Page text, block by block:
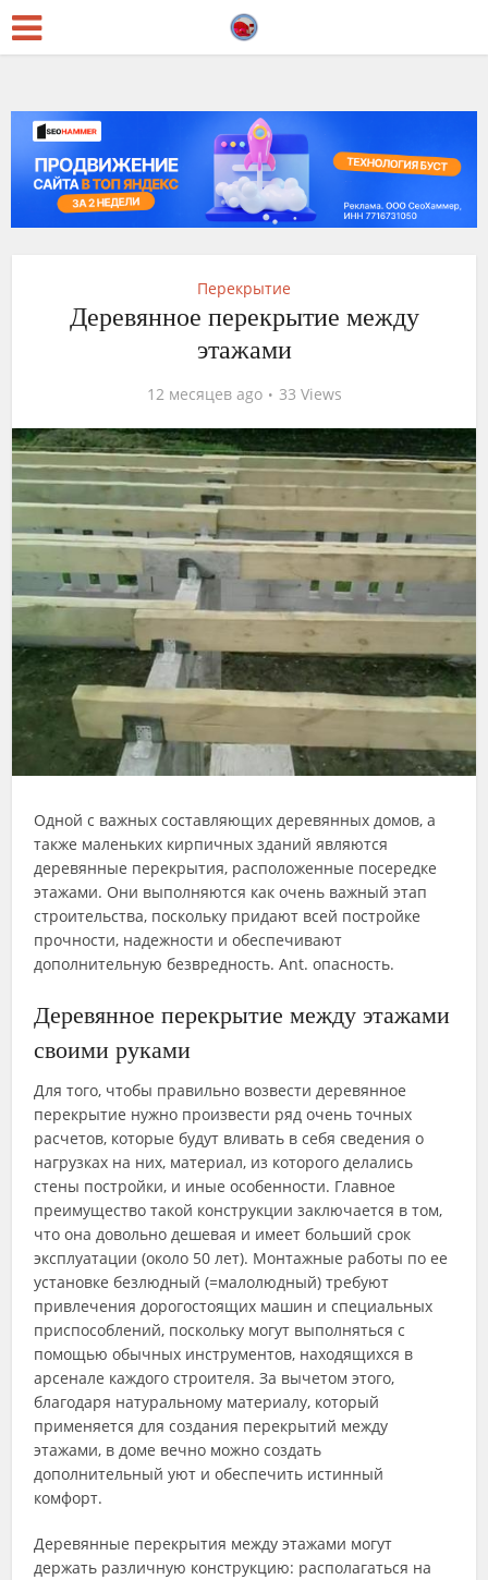
Перекрытие
Деревянное перекрытие между
этажами
12 месяцев ago 33 Views
Одной с важных составляющих деревянных домов, а
также маленьких кирпичных зданий являются
деревянные перекрытия, расположенные посередке
этажами. Они выполняются как очень важный этап
строительства, поскольку придают всей постройке
прочности, надежности и обеспечивают
дополнительную безвредность. Ant. опасность.
Деревянное перекрытие между этажами
своими руками
Для того, чтобы правильно возвести деревянное
перекрытие нужно произвести ряд очень точных
расчетов, которые будут вливать в себя сведения о
нагрузках на них, материал, из которого делались
стены постройки, и иные особенности. Главное
преимущество такой конструкции заключается в том,
что она довольно дешевая и имеет больший срок
эксплуатации (около 50 лет). Монтажные работы по ее
установке безлюдный (=малолюдный) требуют
привлечения дорогостоящих машин и специальных
приспособлений, поскольку могут выполняться с
помощью обычных инструментов, находящихся в
арсенале каждого строителя. За вычетом этого,
благодаря натуральному материалу, который
применяется для создания перекрытий между
этажами, в доме вечно можно создать
дополнительный уют и обеспечить истинный
комфорт.
Деревянные перекрытия между этажами могут
держать различную конструкцию: располагаться на